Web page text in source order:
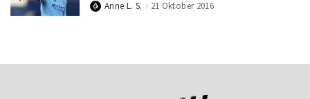
PostedAnne L. S. 21 Oktober 2016